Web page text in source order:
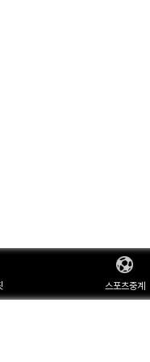
스포츠중계